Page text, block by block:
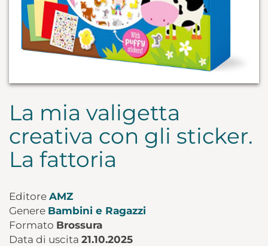
La mia valigetta
creativa con gli sticker.
La fattoria
Editore AMZ
Genere Bambini e Ragazzi
Formato Brossura
Data di uscita 21.10.2025